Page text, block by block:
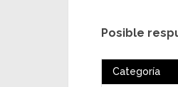
Posible
Categoría